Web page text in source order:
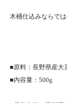
木桶仕込みならで
■原料：長野県産大
■内容量：500g